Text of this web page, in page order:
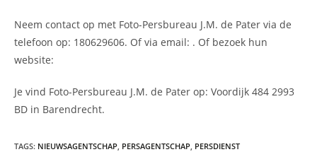
Neem contact op met Foto-Persbureau J.M. de Pater via de
telefoon op: 180629606. Of via email: . Of bezoek hun
website:
Je vind Foto-Persbureau J.M. de Pater op: Voordijk 484 2993
BD in Barendrecht.
TAGS: NIEUWSAGENTSCHAP PERSAGENTSCHAP PERSDIENST